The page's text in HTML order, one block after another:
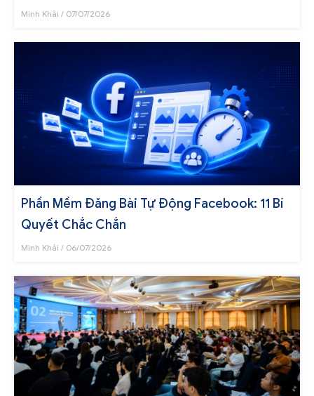
Minh Khải 07/07/2026
Phần Mềm Đăng Bài Tự Động Facebook: 11 Bí
Quyết Chắc Chắn
Minh Khải 06/07/2026